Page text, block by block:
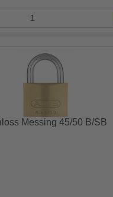
Messing 45/50 B/SB